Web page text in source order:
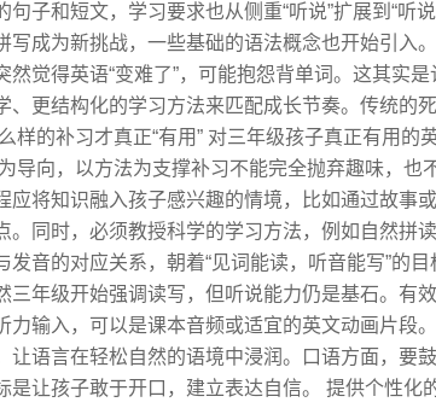
句子和短文，学习要求也从侧重“听说”扩展到“听
写成为新挑战，一些基础的语法概念也开始引入
然觉得英语“变难了”，可能抱怨背单词。这其实
、更结构化的学习方法来匹配成长节奏。传统的
样的补习才真正“有用” 对三年级孩子真正有用的
导向，以方法为支撑补习不能完全抛弃趣味，也
应将知识融入孩子感兴趣的情境，比如通过故事
。同时，必须教授科学的学习方法，例如自然拼
发音的对应关系，朝着“见词能读，听音能写”的
三年级开始强调读写，但听说能力仍是基石。有
力输入，可以是课本音频或适宜的英文动画片段
让语言在轻松自然的语境中浸润。口语方面，要
是让孩子敢于开口，建立表达自信。 提供个性化